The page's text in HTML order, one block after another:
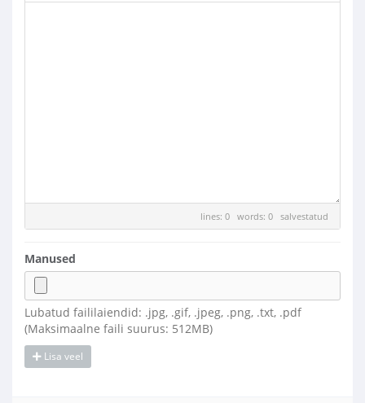
lines: 0 words: 0 salvestatud
Manused
Lubatud faililaiendid: .jpg, .gif, .jpeg, .png, .txt, .pdf
(Maksimaalne faili suurus: 512MB)
Lisa veel